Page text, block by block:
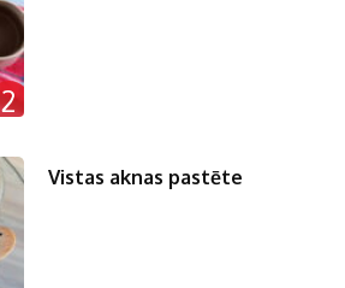
2
Vistas aknas pastēte